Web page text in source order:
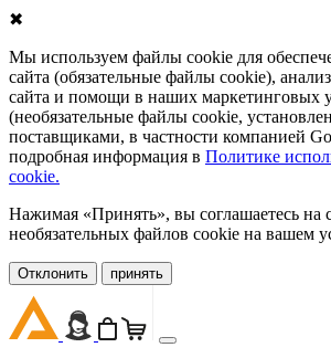
✖
Мы используем файлы cookie для
сайта (обязательные файлы cookie),
сайта и помощи в наших маркетинговых
(необязательные файлы cookie,
поставщиками, в частности компанией
подробная информация в Политике
cookie.
Нажимая «Принять», вы соглашаетесь на
необязательных файлов cookie на вашем
Oтклонить принять